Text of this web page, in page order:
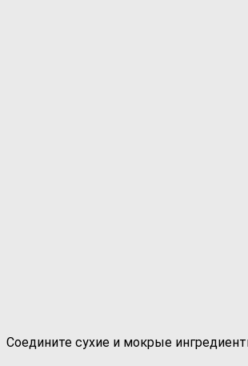
Соедините сухие и мокрые